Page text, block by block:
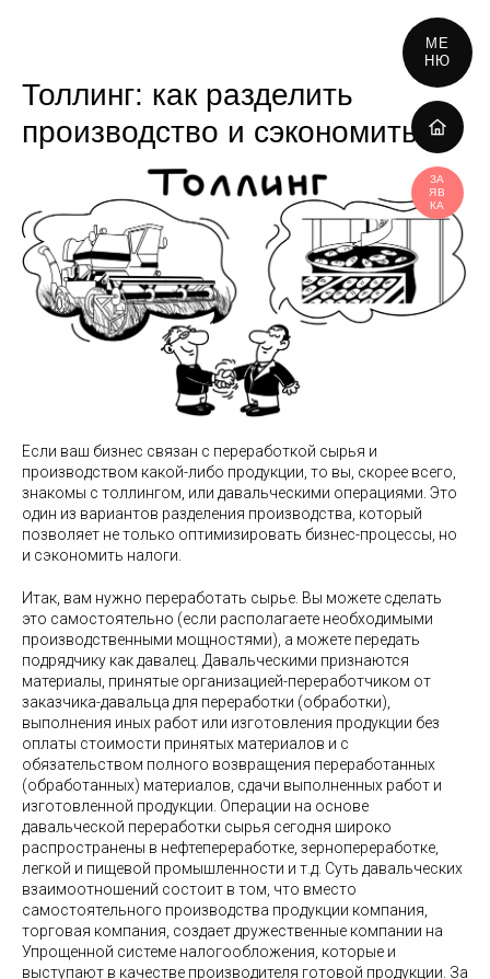
Толлинг: как разделить
производство и сэкономить
Если ваш бизнес связан с переработкой сырья и
производством какой-либо продукции, то вы, скорее всего,
знакомы с толлингом, или давальческими операциями. Это
один из вариантов разделения производства, который
позволяет не только оптимизировать бизнес-процессы, но
и сэкономить налоги.
Итак, вам нужно переработать сырье. Вы можете сделать
это самостоятельно (если располагаете необходимыми
производственными мощностями), а можете передать
подрядчику как давалец. Давальческими признаются
материалы, принятые организацией-переработчиком от
заказчика-давальца для переработки (обработки),
выполнения иных работ или изготовления продукции без
оплаты стоимости принятых материалов и с
обязательством полного возвращения переработанных
(обработанных) материалов, сдачи выполненных работ и
изготовленной продукции. Операции на основе
давальческой переработки сырья сегодня широко
распространены в нефтепереработке, зернопереработке,
легкой и пищевой промышленности и т.д. Суть давальческих
взаимоотношений состоит в том, что вместо
самостоятельного производства продукции компания,
торговая компания, создает дружественные компании на
Упрощенной системе налогообложения, которые и
выступают в качестве производителя готовой продукции. За
МЕ
НЮ
ЗА
ЯВ
КА